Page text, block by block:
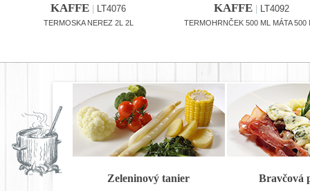
KAFFE LT4076
TERMOSKA NEREZ 2L 2L
KAFFE LT4092
TERMOHRNČEK 500 ML MÁTA 500
Zeleninový tanier Bravčová